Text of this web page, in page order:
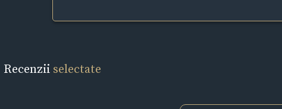
Recenzii selectate